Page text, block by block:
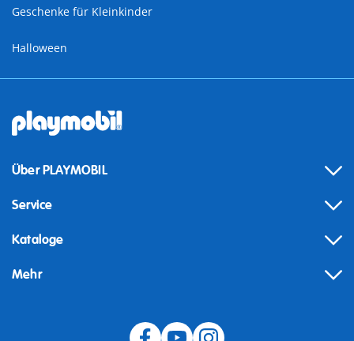
Geschenke für Kleinkinder
Halloween
Über PLAYMOBIL
Service
Kataloge
Mehr